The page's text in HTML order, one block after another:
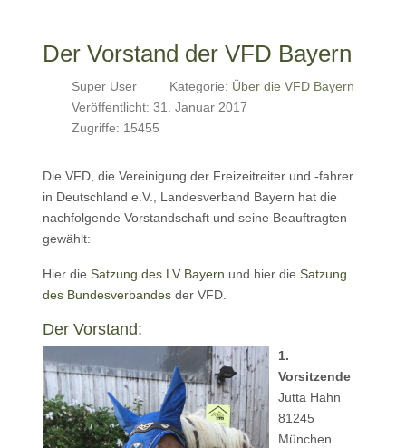
Der Vorstand der VFD Bayern
Super User Kategorie: Über die VFD Bayern
Veröffentlicht: 31. Januar 2017
Zugriffe: 15455
Die VFD, die Vereinigung der Freizeitreiter und -fahrer
in Deutschland e.V., Landesverband Bayern hat die
nachfolgende Vorstandschaft und seine Beauftragten
gewählt:
Hier die Satzung des LV Bayern und hier die Satzung
des Bundesverbandes der VFD.
Der Vorstand:
1.
Vorsitzende
Jutta Hahn
81245
München